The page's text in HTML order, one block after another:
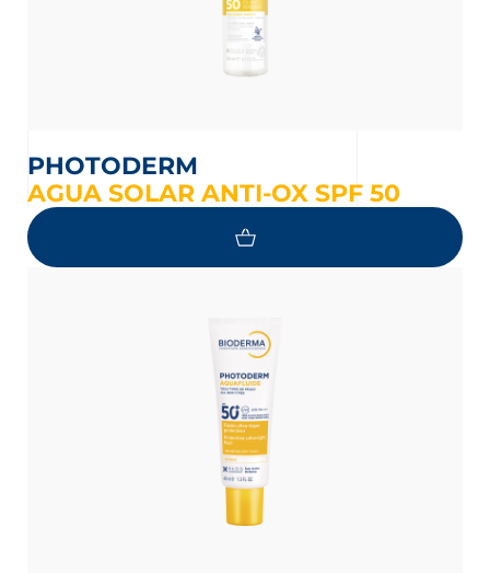
PHOTODERM
AGUA SOLAR ANTI-OX SPF 50